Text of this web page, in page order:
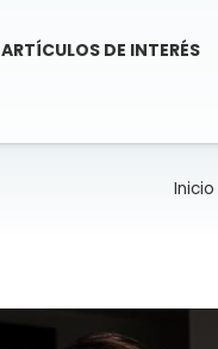
ARTÍCULOS DE INTERÉS
Inicio